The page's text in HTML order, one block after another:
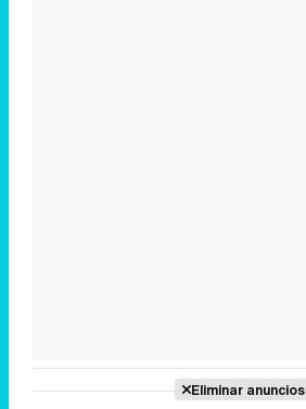
Eliminar anuncios